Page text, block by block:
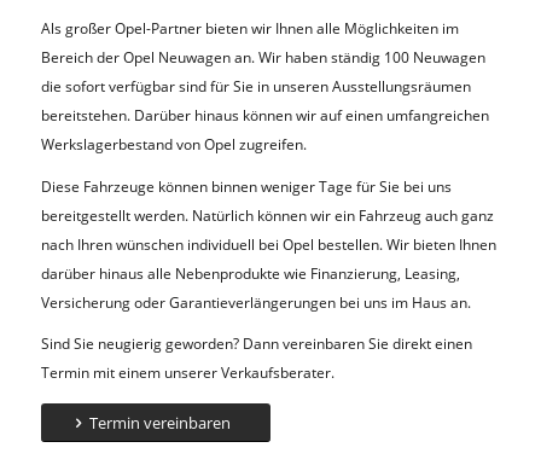
Als großer Opel-Partner bieten wir Ihnen alle Möglichkeiten im
Bereich der Opel Neuwagen an. Wir haben ständig 100 Neuwagen
die sofort verfügbar sind für Sie in unseren Ausstellungsräumen
bereitstehen. Darüber hinaus können wir auf einen umfangreichen
Werkslagerbestand von Opel zugreifen.
Diese Fahrzeuge können binnen weniger Tage für Sie bei uns
bereitgestellt werden. Natürlich können wir ein Fahrzeug auch ganz
nach Ihren wünschen individuell bei Opel bestellen. Wir bieten Ihnen
darüber hinaus alle Nebenprodukte wie Finanzierung, Leasing,
Versicherung oder Garantieverlängerungen bei uns im Haus an.
Sind Sie neugierig geworden? Dann vereinbaren Sie direkt einen
Termin mit einem unserer Verkaufsberater.
Termin vereinbaren